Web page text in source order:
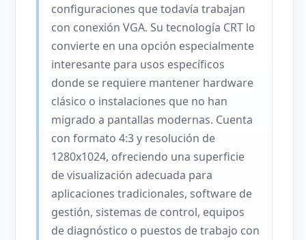
configuraciones que todavía trabajan
con conexión VGA. Su tecnología CRT lo
convierte en una opción especialmente
interesante para usos específicos
donde se requiere mantener hardware
clásico o instalaciones que no han
migrado a pantallas modernas. Cuenta
con formato 4:3 y resolución de
1280x1024, ofreciendo una superficie
de visualización adecuada para
aplicaciones tradicionales, software de
gestión, sistemas de control, equipos
de diagnóstico o puestos de trabajo con